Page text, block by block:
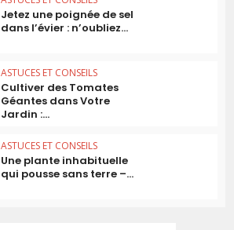
Jetez une poignée de sel
dans l’évier : n’oubliez...
ASTUCES ET CONSEILS
Cultiver des Tomates
Géantes dans Votre
Jardin :...
ASTUCES ET CONSEILS
Une plante inhabituelle
qui pousse sans terre –...